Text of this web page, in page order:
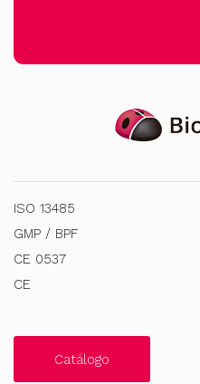
ISO 13485
GMP / BPF
CE 0537
CE
Catálogo